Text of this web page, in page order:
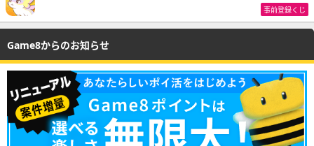
事前登録くじ
Game8からのお知らせ